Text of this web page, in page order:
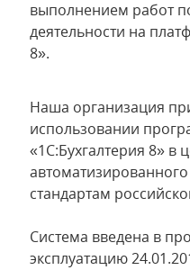
выполнением работ
деятельности на
8».
Наша организация
использовании
«1С:Бухгалтерия 8» в
стандартам
Система введена в
эксплуатацию